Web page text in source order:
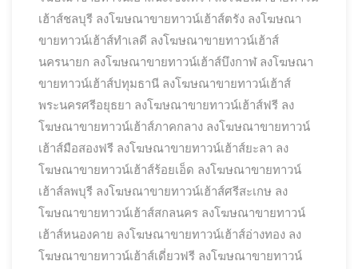
เฮ้าส์ชลบุรี ลงโฆษณาขายทาวน์เฮ้าส์ตรัง ลงโฆษณา
ขายทาวน์เฮ้าส์ทำเลดี ลงโฆษณาขายทาวน์เฮ้าส์
นครนายก ลงโฆษณาขายทาวน์เฮ้าส์บึงกาฬ ลงโฆษณา
ขายทาวน์เฮ้าส์ปทุมธานี ลงโฆษณาขายทาวน์เฮ้าส์
พระนครศรีอยุธยา ลงโฆษณาขายทาวน์เฮ้าส์ฟรี ลง
โฆษณาขายทาวน์เฮ้าส์ภาคกลาง ลงโฆษณาขายทาวน์
เฮ้าส์มือสองฟรี ลงโฆษณาขายทาวน์เฮ้าส์ยะลา ลง
โฆษณาขายทาวน์เฮ้าส์ร้อยเอ็ด ลงโฆษณาขายทาวน์
เฮ้าส์ลพบุรี ลงโฆษณาขายทาวน์เฮ้าส์ศรีสะเกษ ลง
โฆษณาขายทาวน์เฮ้าส์สกลนคร ลงโฆษณาขายทาวน์
เฮ้าส์หนองคาย ลงโฆษณาขายทาวน์เฮ้าส์อ่างทอง ลง
โฆษณาขายทาวน์เฮ้าส์เดี่ยวฟรี ลงโฆษณาขายทาวน์